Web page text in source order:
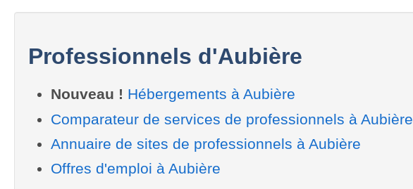
Professionnels d'Aubière
Nouveau ! Hébergements à Aubière
Comparateur de services de professionnels à Aubière
Annuaire de sites de professionnels à Aubière
Offres d'emploi à Aubière